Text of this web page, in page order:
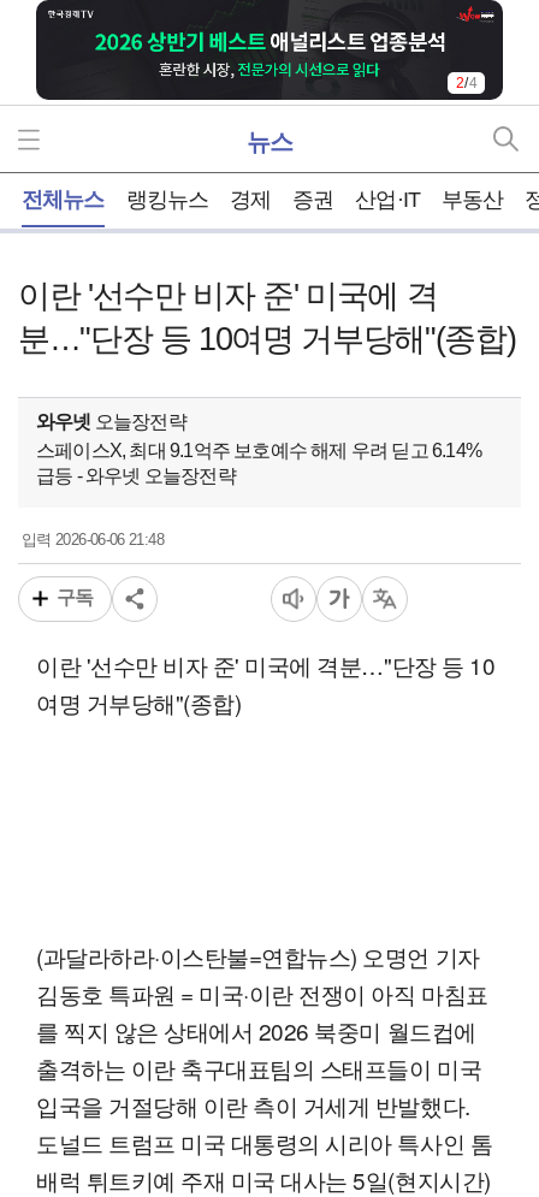
2/4
뉴스
전체뉴스 랭킹뉴스 경제 증권 산업·IT 부동산
이란 '선수만 비자 준' 미국에 격
분…"단장 등 10여명 거부당해"(종합)
와우넷 오늘장전략
스페이스X, 최대 9.1억주 보호예수 해제 우려 딛고 6.14%
급등 - 와우넷 오늘장전략
입력 2026-06-06 21:48
구독
이란 '선수만 비자 준' 미국에 격분…"단장 등 10
여명 거부당해"(종합)
(과달라하라·이스탄불=연합뉴스) 오명언 기자
김동호 특파원 = 미국·이란 전쟁이 아직 마침표
를 찍지 않은 상태에서 2026 북중미 월드컵에
출격하는 이란 축구대표팀의 스태프들이 미국
입국을 거절당해 이란 측이 거세게 반발했다.
도널드 트럼프 미국 대통령의 시리아 특사인 톰
배럭 튀트키예 주재 미국 대사는 5일(현지시간)